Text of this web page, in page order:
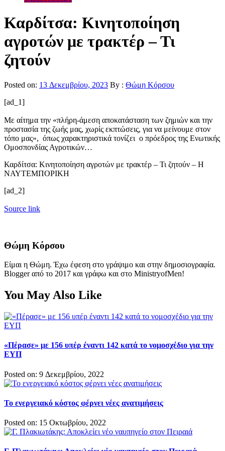
Καρδίτσα: Κινητοποίηση
αγροτών με τρακτέρ – Τι
ζητούν
Posted on: 13 Δεκεμβρίου, 2023 By : Θώμη Κόρσου
[ad_1]
Με αίτημα την «πλήρη-άμεση αποκατάσταση των ζημιών και την
προστασία της ζωής μας, χωρίς εκπτώσεις, για να μείνουμε στον
τόπο μας», όπως χαρακτηριστικά τονίζει ο πρόεδρος της Ενωτικής
Ομοσπονδίας Αγροτικών…
Καρδίτσα: Κινητοποίηση αγροτών με τρακτέρ – Τι ζητούν – Η
ΝΑΥΤΕΜΠΟΡΙΚΗ
[ad_2]
Source link
Θώμη Κόρσου
Είμαι η Θώμη. Έχω έφεση στο γράψιμο και στην δημοσιογραφία.
Blogger από το 2017 και γράφω και στο MinistryofMen!
You May Also Like
«Πέρασε» με 156 υπέρ έναντι 142 κατά το νομοσχέδιο για την
ΕΥΠ
Posted on: 9 Δεκεμβρίου, 2022
Το ενεργειακό κόστος φέρνει νέες ανατιμήσεις
Posted on: 15 Οκτωβρίου, 2022